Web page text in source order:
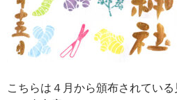
こちらは４月から頒布されてい